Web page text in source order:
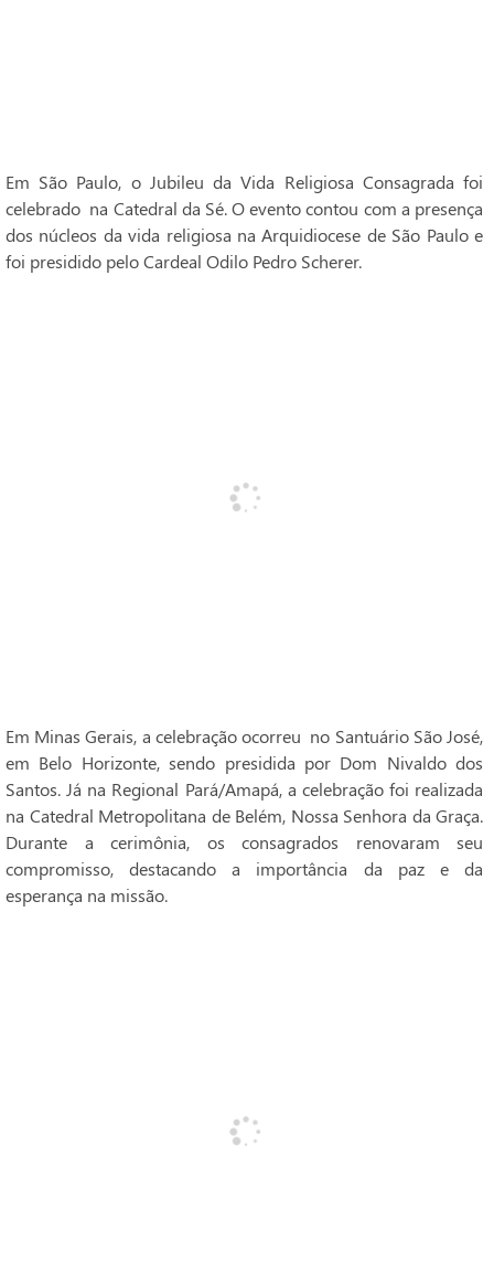
Em São Paulo, o Jubileu da Vida Religiosa Consagrada foi
celebrado na Catedral da Sé. O evento contou com a presença
dos núcleos da vida religiosa na Arquidiocese de São Paulo e
foi presidido pelo Cardeal Odilo Pedro Scherer.
Em Minas Gerais, a celebração ocorreu no Santuário São José,
em Belo Horizonte, sendo presidida por Dom Nivaldo dos
Santos. Já na Regional Pará/Amapá, a celebração foi realizada
na Catedral Metropolitana de Belém, Nossa Senhora da Graça.
Durante a cerimônia, os consagrados renovaram seu
compromisso, destacando a importância da paz e da
esperança na missão.